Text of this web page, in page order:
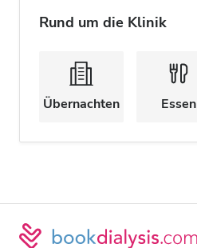
Rund um die Klinik
Übernachten Essen